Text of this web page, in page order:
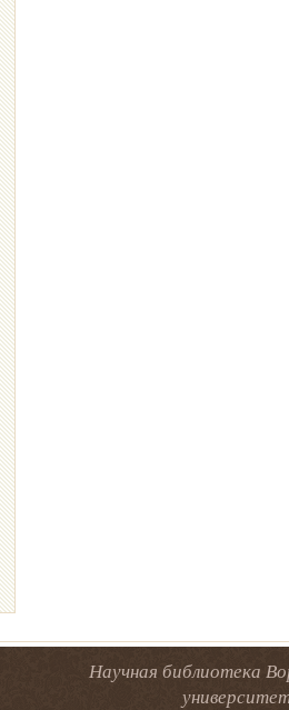
Научная библиотека